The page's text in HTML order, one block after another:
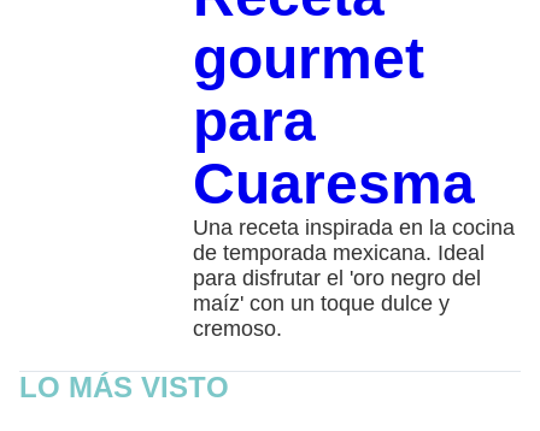
gourmet
para
Cuaresma
Una receta inspirada en la cocina
de temporada mexicana. Ideal
para disfrutar el 'oro negro del
maíz' con un toque dulce y
cremoso.
LO MÁS VISTO